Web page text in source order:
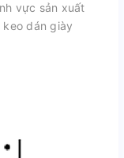
vực sản xuất
dán giày